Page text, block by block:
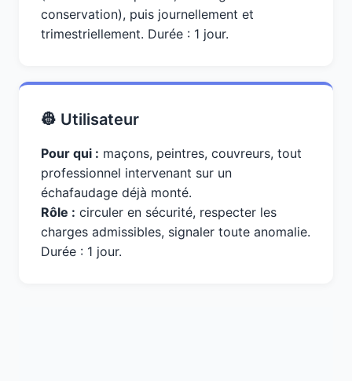
conservation), puis journellement et
trimestriellement. Durée : 1 jour.
👷 Utilisateur
Pour qui : maçons, peintres, couvreurs, tout
professionnel intervenant sur un
échafaudage déjà monté.
Rôle : circuler en sécurité, respecter les
charges admissibles, signaler toute anomalie.
Durée : 1 jour.